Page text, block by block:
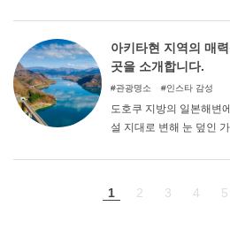
쪽이 큰 피해를 입은 것
포함시켜 줄 수 있도록
타그램 명소 5곳을 소개
고해 보시기 바랍니다.
아키타현 지역의 매
곳을 소개합니다.
관광명소 인스타 감성
도호쿠 지방의 일본해변
설 지대로 변해 눈 덮인
키는 곳일지도 모른다.
인 사진 찍기 좋은 장소 5
1 2 3 4 5